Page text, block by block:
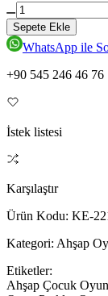
Sepete Ekle
WhatsApp ile
+90 545 246 46 76
İstek listesi
Karşılaştır
Ürün Kodu: KE-
Kategori: Ahşap
Etiketler:
Ahşap Çocuk Oyun